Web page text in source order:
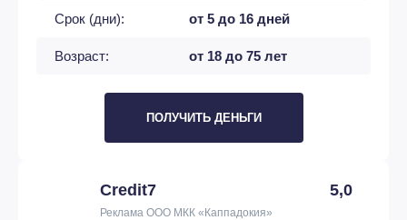
Срок (дни): от 5 до 16 дней
Возраст: от 18 до 75 лет
ПОЛУЧИТЬ ДЕНЬГИ
Credit7 5,0
Реклама ООО МКК «Каппадокия»